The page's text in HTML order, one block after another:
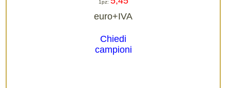
1pz:
euro+IVA
Chiedi
campioni